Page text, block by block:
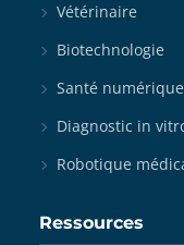
Vétérinaire
Biotechnologie
Santé numérique
Diagnostic in
Robotique
Ressources